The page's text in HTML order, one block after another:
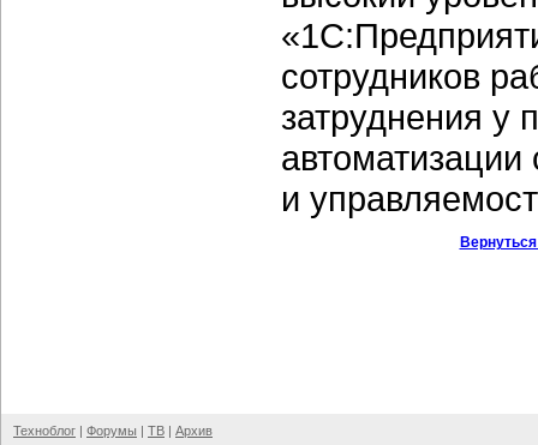
сотрудников
затруднения у
и
Техноблог | Форумы | ТВ | Архив